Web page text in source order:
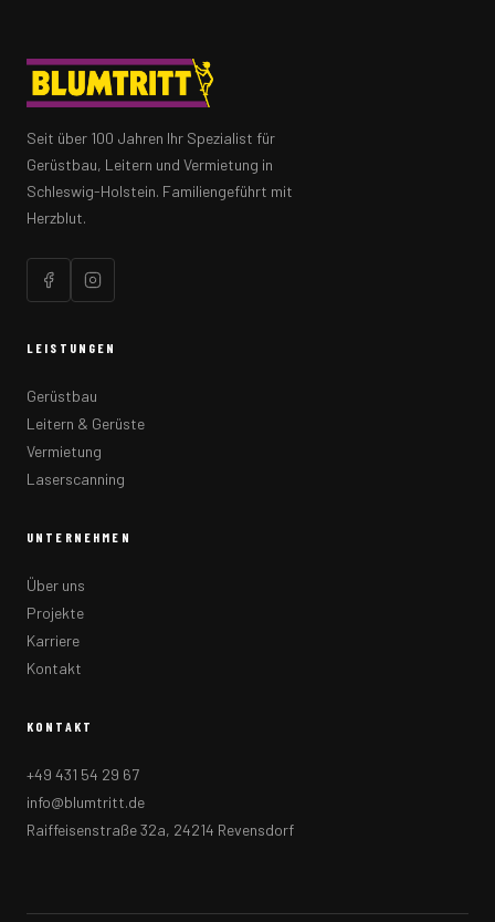
Seit über 100 Jahren Ihr Spezialist für
Gerüstbau, Leitern und Vermietung in
Schleswig-Holstein. Familiengeführt mit
Herzblut.
LEISTUNGEN
Gerüstbau
Leitern & Gerüste
Vermietung
Laserscanning
UNTERNEHMEN
Über uns
Projekte
Karriere
Kontakt
KONTAKT
+49 431 54 29 67
info@blumtritt.de
Raiffeisenstraße 32a, 24214 Revensdorf